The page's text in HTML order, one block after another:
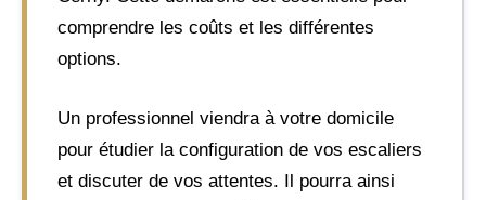
comprendre les coûts et les différentes
options.
Un professionnel viendra à votre domicile
pour étudier la configuration de vos escaliers
et discuter de vos attentes. Il pourra ainsi